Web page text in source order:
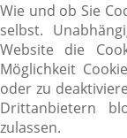
Wie und ob Sie
selbst.
Website die
Möglichkeit
oder zu
Drittanbietern
zulassen.